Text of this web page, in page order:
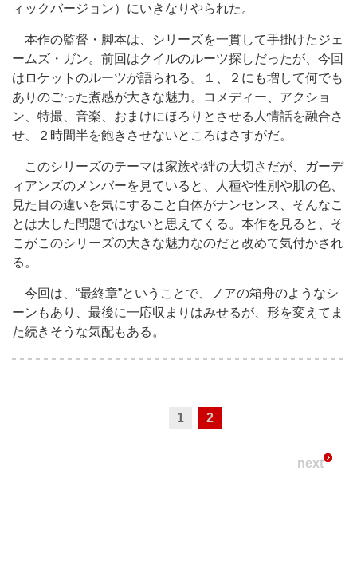
ィックバージョン）にいきなりやられた。
本作の監督・脚本は、シリーズを一貫して手掛けたジェ
ームズ・ガン。前回はクイルのルーツ探しだったが、今回
はロケットのルーツが語られる。１、２にも増して何でも
ありのごった煮感が大きな魅力。コメディー、アクショ
ン、特撮、音楽、おまけにほろりとさせる人情話を融合さ
せ、２時間半を飽きさせないところはさすがだ。
このシリーズのテーマは家族や絆の大切さだが、ガーデ
ィアンズのメンバーを見ていると、人種や性別や肌の色、
見た目の違いを気にすること自体がナンセンス、そんなこ
とは大した問題ではないと思えてくる。本作を見ると、そ
こがこのシリーズの大きな魅力なのだと改めて気付かされ
る。
今回は、“最終章”ということで、ノアの箱舟のようなシ
ーンもあり、最後に一応収まりはみせるが、形を変えてま
た続きそうな気配もある。
1 2
next